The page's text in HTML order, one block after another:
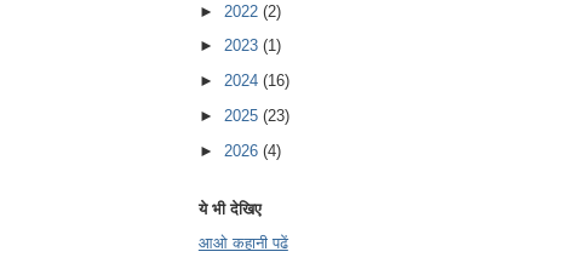
► 2022 (2)
► 2023 (1)
► 2024 (16)
► 2025 (23)
► 2026 (4)
ये भी देखिए
आओ कहानी पढें